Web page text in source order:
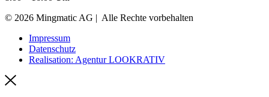
© 2026 Mingmatic AG | Alle Rechte vorbehalten
Impressum
Datenschutz
Realisation: Agentur LOOKRATIV